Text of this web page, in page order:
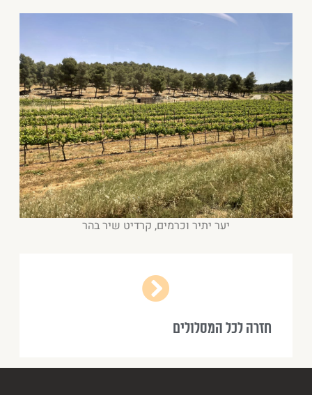
יער יתיר וכרמים, קרדיט שיר בהר
חזרה לכל המסלולים